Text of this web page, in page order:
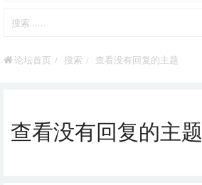
论坛首页 搜索 查看没有回复的主题
查看没有回复的主题